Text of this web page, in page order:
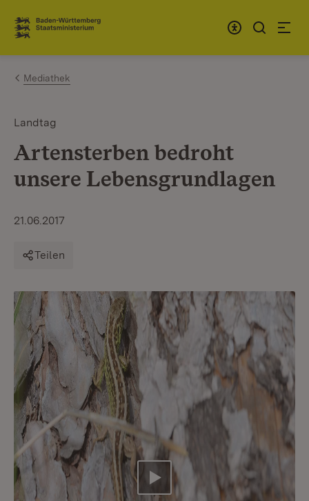
Zum Inhalt springen
Link zur Startseite
Mediathek
Landtag
Artensterben bedroht
unsere Lebensgrundlagen
21.06.2017
Teilen
Video abspielen